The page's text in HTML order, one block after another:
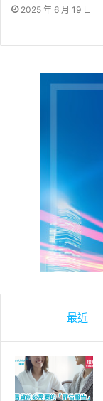
2025 年 6 月 19 日
最近